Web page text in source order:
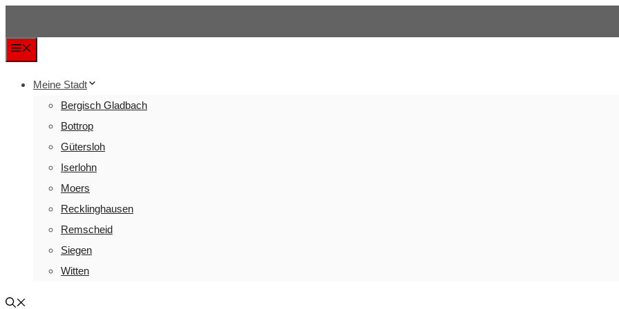
springen
Meine Stadt
Bergisch Gladbach
Bottrop
Gütersloh
Iserlohn
Moers
Recklinghausen
Remscheid
Siegen
Witten